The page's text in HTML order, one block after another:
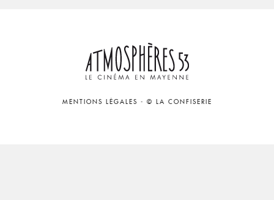
MENTIONS LÉGALES - © LA CONFISERIE